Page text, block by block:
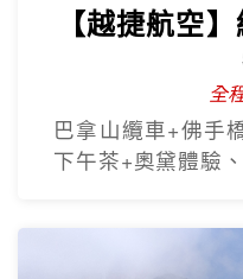
【越捷航空
全
巴拿山纜車+佛手
下午茶+奧黛體驗